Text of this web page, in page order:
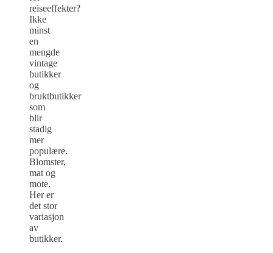
reiseeffekter?
Ikke
minst
en
mengde
vintage
butikker
og
bruktbutikker
som
blir
stadig
mer
populære.
Blomster,
mat og
mote.
Her er
det stor
variasjon
av
butikker.